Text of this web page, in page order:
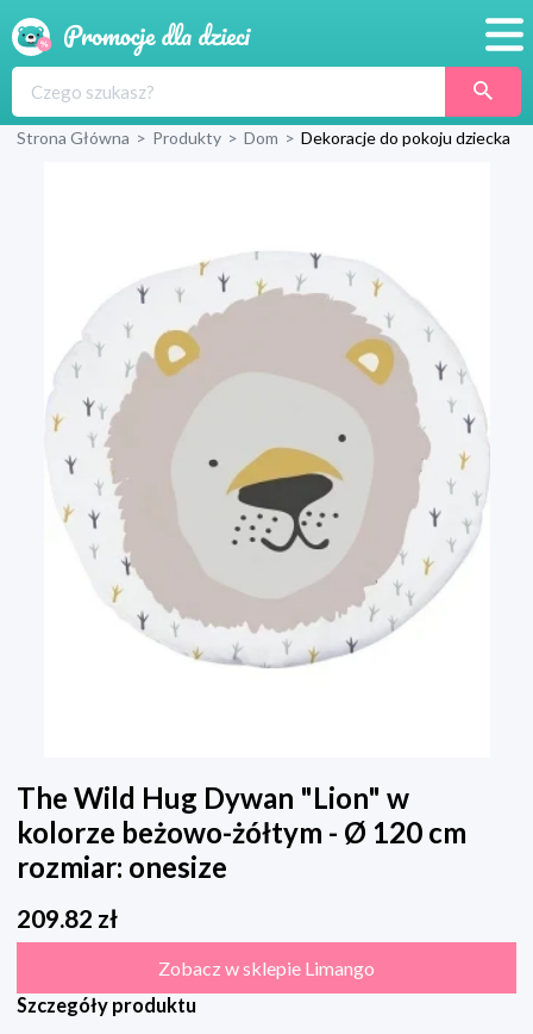
Produkty
Blog
Wyprawka
Strona Główna > Produkty > Dom > Dekoracje do pokoju dziecka
The Wild Hug Dywan "Lion" w
kolorze beżowo-żółtym - Ø 120 cm
rozmiar: onesize
209.82 zł
Zobacz w sklepie Limango
Szczegóły produktu